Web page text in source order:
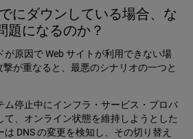
にダウンしている場合、な
題になるのか？
原因で Web サイトが利用できない場
撃が重なると、最悪のシナリオの一つと
ム停止中にインフラ・サービス・プロバ
て、オンライン状態を維持しようとした
DNS の変更を検知し、その切り替え